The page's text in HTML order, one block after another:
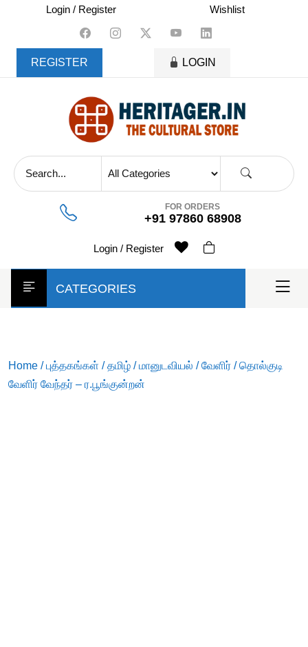
content
Login / Register Wishlist
REGISTER LOGIN
FOR ORDERS
+91 97860 68908
Login / Register
CATEGORIES
Home /புத்தகங்கள் /தமிழ் /மானுடவியல் /வேளிர் / தொல்குடி
வேளிர் வேந்தர் – ர.பூங்குன்றன்